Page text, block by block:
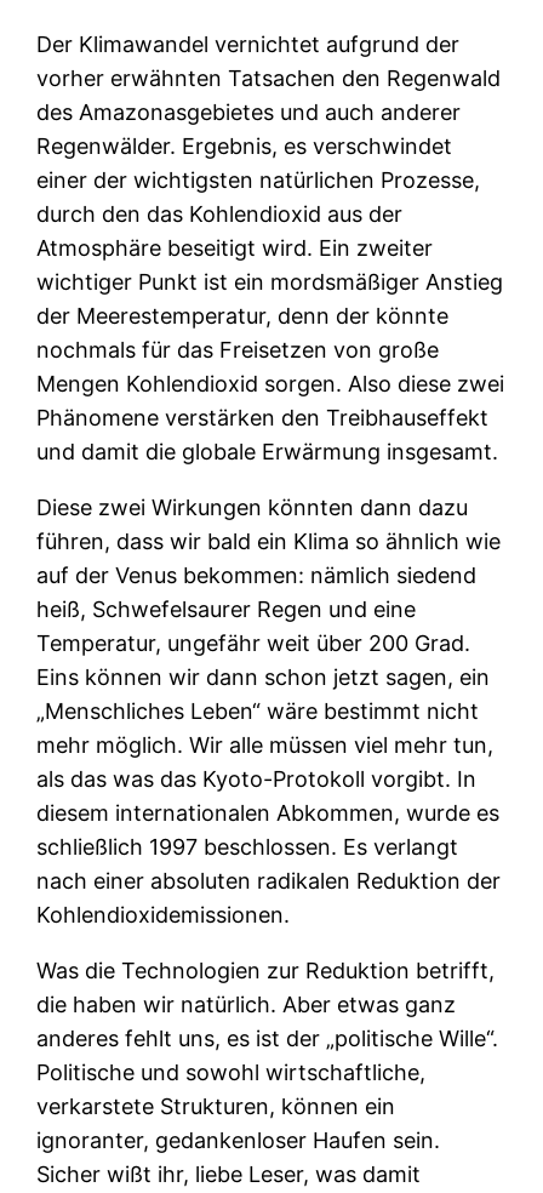
Der Klimawandel vernichtet aufgrund der
vorher erwähnten Tatsachen den Regenwald
des Amazonasgebietes und auch anderer
Regenwälder. Ergebnis, es verschwindet
einer der wichtigsten natürlichen Prozesse,
durch den das Kohlendioxid aus der
Atmosphäre beseitigt wird. Ein zweiter
wichtiger Punkt ist ein mordsmäßiger Anstieg
der Meerestemperatur, denn der könnte
nochmals für das Freisetzen von große
Mengen Kohlendioxid sorgen. Also diese zwei
Phänomene verstärken den Treibhauseffekt
und damit die globale Erwärmung insgesamt.
Diese zwei Wirkungen könnten dann dazu
führen, dass wir bald ein Klima so ähnlich wie
auf der Venus bekommen: nämlich siedend
heiß, Schwefelsaurer Regen und eine
Temperatur, ungefähr weit über 200 Grad.
Eins können wir dann schon jetzt sagen, ein
„Menschliches Leben“ wäre bestimmt nicht
mehr möglich. Wir alle müssen viel mehr tun,
als das was das Kyoto-Protokoll vorgibt. In
diesem internationalen Abkommen, wurde es
schließlich 1997 beschlossen. Es verlangt
nach einer absoluten radikalen Reduktion der
Kohlendioxidemissionen.
Was die Technologien zur Reduktion betrifft,
die haben wir natürlich. Aber etwas ganz
anderes fehlt uns, es ist der „politische Wille“.
Politische und sowohl wirtschaftliche,
verkarstete Strukturen, können ein
ignoranter, gedankenloser Haufen sein.
Sicher wißt ihr, liebe Leser, was damit